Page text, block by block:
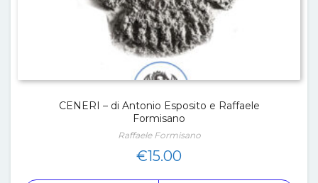
CENERI – di Antonio Esposito e Raffaele
Formisano
Raffaele Formisano
€15.00